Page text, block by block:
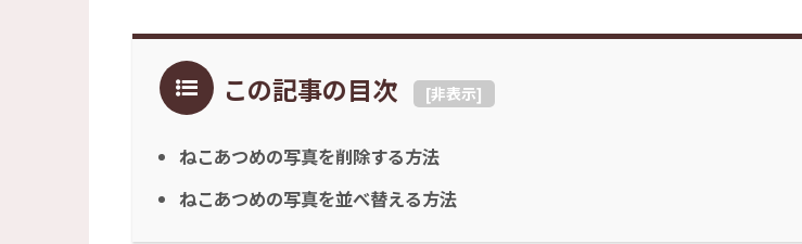
この記事の目次 [非表示]
ねこあつめの写真を削除する方法
ねこあつめの写真を並べ替える方法